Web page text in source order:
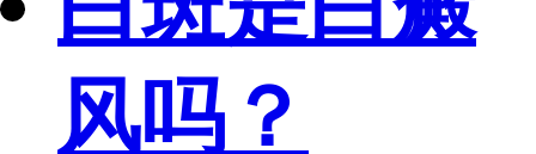
风吗？